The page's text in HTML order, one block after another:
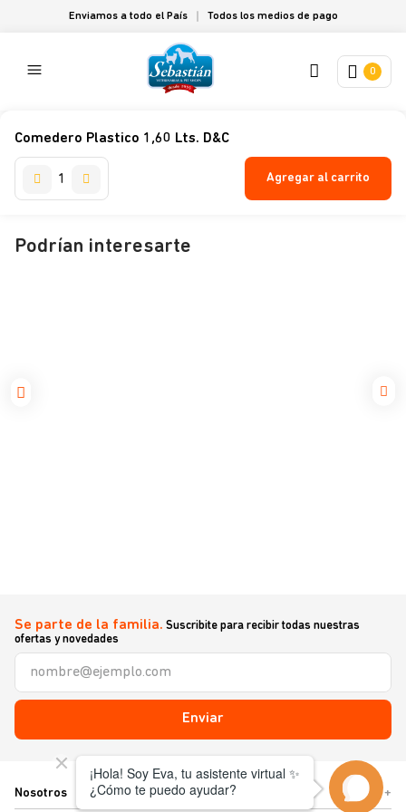
Enviamos a todo el País Todos los medios de pago
0
Comedero Plastico 1,60 Lts. D&C
Agregar al carrito
Podrían interesarte
Se parte de la familia. Suscribite para recibir todas nuestras
ofertas y novedades
Enviar
Nosotros +